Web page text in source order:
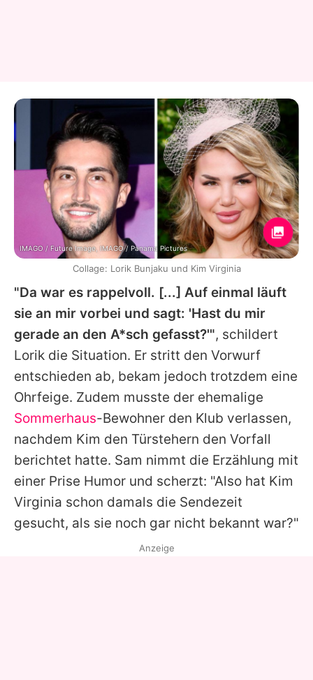
"Da war es rappelvoll. [...] Auf einmal läuft
sie an mir vorbei und sagt: 'Hast du mir
gerade an den A*sch gefasst?'", schildert
Lorik die Situation. Er stritt den Vorwurf
entschieden ab, bekam jedoch trotzdem eine
Ohrfeige. Zudem musste der ehemalige
Sommerhaus-Bewohner den Klub verlassen,
nachdem Kim den Türstehern den Vorfall
berichtet hatte. Sam nimmt die Erzählung mit
einer Prise Humor und scherzt: "Also hat Kim
Virginia schon damals die Sendezeit
gesucht, als sie noch gar nicht bekannt war?"
IMAGO / Future Image, IMAGO / Panama Pictures
Collage: Lorik Bunjaku und Kim Virginia
Anzeige